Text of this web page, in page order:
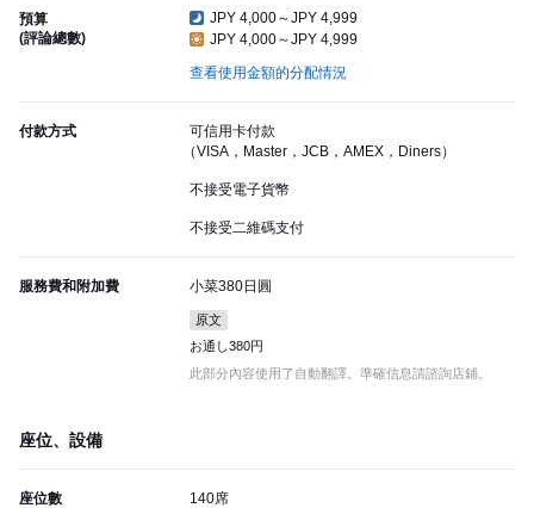
預算
(評論總數)
JPY 4,000～JPY 4,999
JPY 4,000～JPY 4,999
查看使用金額的分配情況
付款方式
可信用卡付款
（VISA，Master，JCB，AMEX，Diners）
不接受電子貨幣
不接受二維碼支付
服務費和附加費 小菜380日圓
原文
お通し380円
此部分內容使用了自動翻譯。準確信息請諮詢店鋪。
座位、設備
座位數 140席